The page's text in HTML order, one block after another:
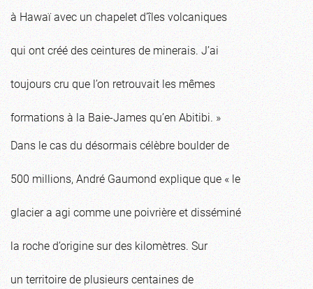
à Hawaï avec un chapelet d’îles volcaniques
qui ont créé des ceintures de minerais. J’ai
toujours cru que l’on retrouvait les mêmes
formations à la Baie-James qu’en Abitibi. »
Dans le cas du désormais célèbre boulder de
500 millions, André Gaumond explique que « le
glacier a agi comme une poivrière et disséminé
la roche d’origine sur des kilomètres. Sur
un territoire de plusieurs centaines de